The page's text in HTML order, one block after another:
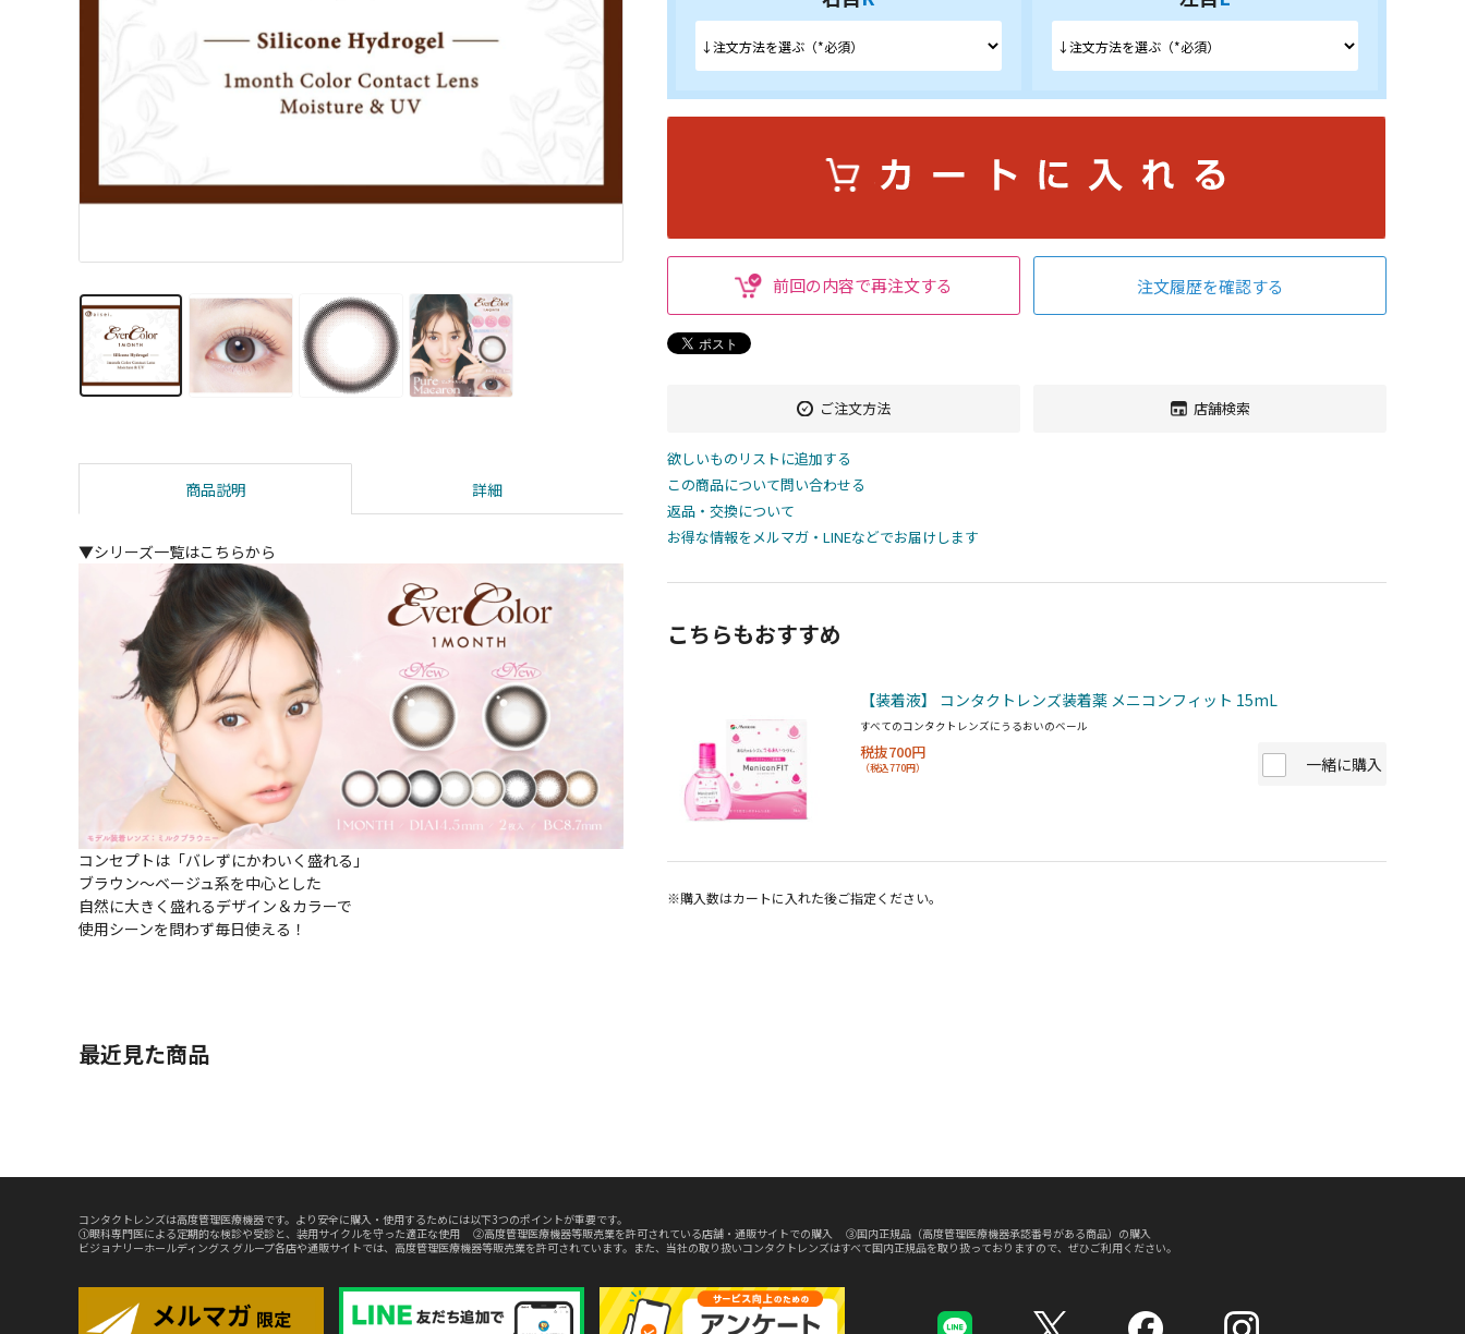
商品説明 詳細
▼シリーズ一覧はこちらから
コンセプトは「バレずにかわいく盛れる」
ブラウン～ベージュ系を中心とした
自然に大きく盛れるデザイン＆カラーで
使用シーンを問わず毎日使える！
前回の内容で再注文する 注文履歴を確認する
ご注文方法 店舗検索
欲しいものリストに追加する
この商品について問い合わせる
返品・交換について
お得な情報をメルマガ・LINEなどでお届けします
こちらもおすすめ
【装着液】 コンタクトレンズ装着薬 メニコンフィット 15mL
すべてのコンタクトレンズにうるおいのベール
税抜700円
（税込770円） 一緒に購入
※購入数はカートに入れた後ご指定ください。
最近見た商品
コンタクトレンズは高度管理医療機器です。より安全に購入・使用するためには以下3つのポイントが重要です。
①眼科専門医による定期的な検診や受診と、装用サイクルを守った適正な使用 ②高度管理医療機器等販売業を許可されている店舗・通販サイトでの購入 ③国内正規品（高度管理医療機器承認番号がある商品）の購入
ビジョナリーホールディングス グループ各店や通販サイトでは、高度管理医療機器等販売業を許可されています。また、当社の取り扱いコンタクトレンズはすべて国内正規品を取り扱っておりますので、ぜひご利用ください。